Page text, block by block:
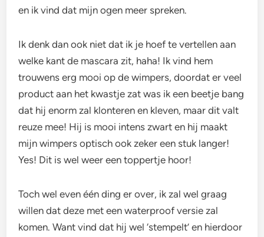
en ik vind dat mijn ogen meer spreken.
Ik denk dan ook niet dat ik je hoef te vertellen aan
welke kant de mascara zit, haha! Ik vind hem
trouwens erg mooi op de wimpers, doordat er veel
product aan het kwastje zat was ik een beetje bang
dat hij enorm zal klonteren en kleven, maar dit valt
reuze mee! Hij is mooi intens zwart en hij maakt
mijn wimpers optisch ook zeker een stuk langer!
Yes! Dit is wel weer een toppertje hoor!
Toch wel even één ding er over, ik zal wel graag
willen dat deze met een waterproof versie zal
komen. Want vind dat hij wel ‘stempelt’ en hierdoor